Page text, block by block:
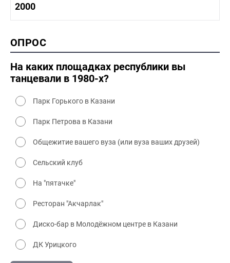
1990-2000 культура
2000
2000 промышленность
2000 культура
ОПРОС
На каких площадках республики вы
танцевали в 1980-х?
Парк Горького в Казани
Парк Петрова в Казани
Общежитие вашего вуза (или вуза ваших друзей)
Сельский клуб
На "пятачке"
Ресторан "Акчарлак"
Диско-бар в Молодёжном центре в Казани
ДК Урицкого